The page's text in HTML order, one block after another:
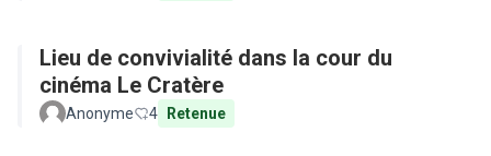
Lieu de convivialité dans la cour du
cinéma Le Cratère
Anonyme 4 Retenue